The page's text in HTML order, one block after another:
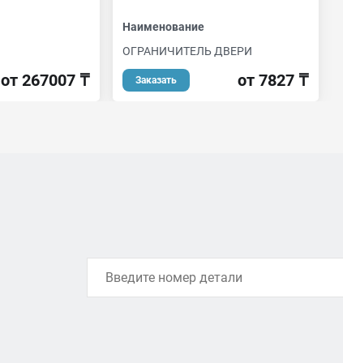
от 267007 ₸
Наименование
ОГРАНИЧИТЕЛЬ ДВЕРИ
Заказать от 7827 ₸